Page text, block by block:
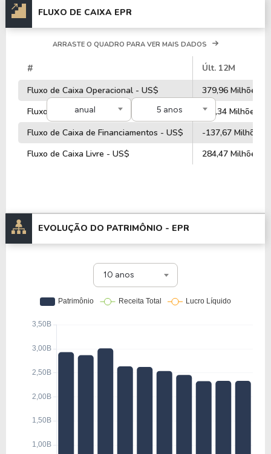
FLUXO DE CAIXA EPR
anual 5 anos
ARRASTE O QUADRO PARA VER MAIS DADOS
#
Últ. 12M
Fluxo de Caixa Operacional - US$
379,96 Milhões
Fluxo de Caixa de Investimentos - US$
-85,34 Milhões
Fluxo de Caixa de Financiamentos - US$
-137,67 Milhões
Fluxo de Caixa Livre - US$
284,47 Milhões
EVOLUÇÃO DO PATRIMÔNIO - EPR
10 anos